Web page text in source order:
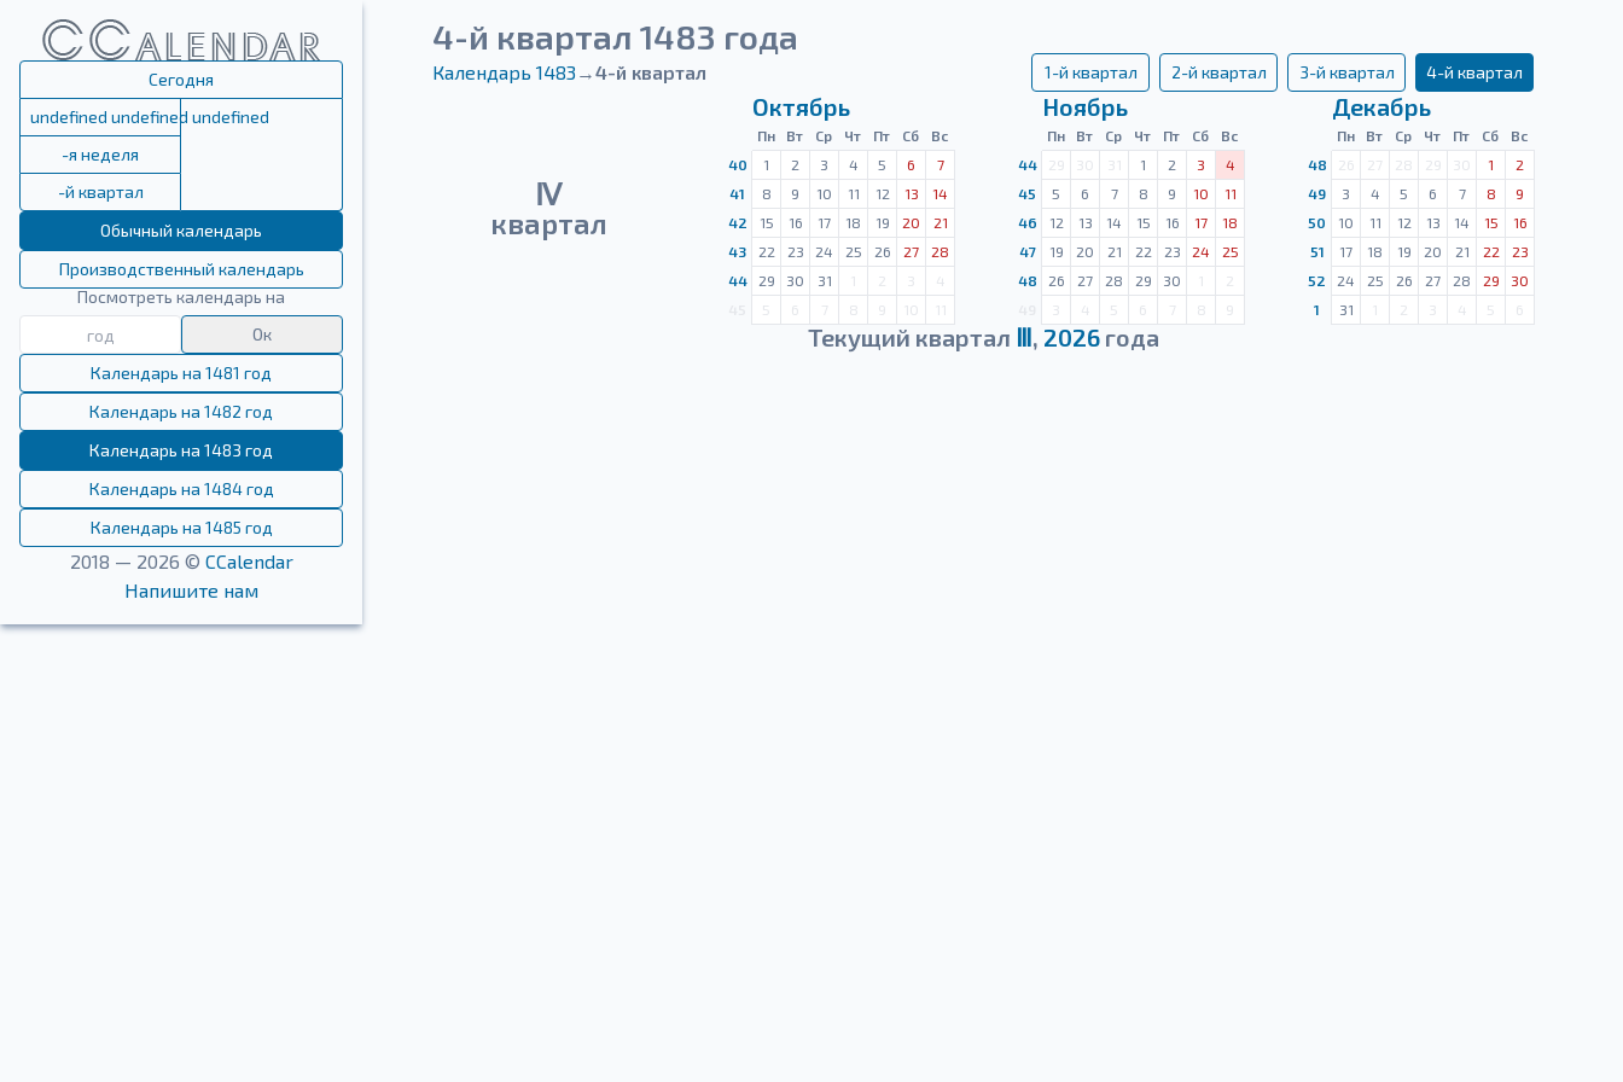
Сегодня
undefined undefined undefined
-я неделя
-й квартал
Обычный календарь
Производственный календарь
Посмотреть календарь на
Ок
Календарь на 1481 год
Календарь на 1482 год
Календарь на 1483 год
Календарь на 1484 год
Календарь на 1485 год
2018 — 2026 © CCalendar
Напишите нам
4-й квартал 1483 года
Календарь 1483 →4-й квартал 1-й квартал 2-й квартал 3-й квартал 4-й квартал
Ⅳ
квартал
Октябрь
Пн Вт Ср Чт Пт Сб
Вс
40
1 2 3 4 5 6
7
41
8 9 10 11 12 13
14
42
15 16 17 18 19 20
21
43
22 23 24 25 26 27
28
44
29 30 31 1 2 3
4
5 6 7 8 9 10 11
Ноябрь
Пн Вт Ср Чт Пт Сб
Вс
44
29 30 31 1 2 3
4
45
5 6 7 8 9 10
11
46
12 13 14 15 16 17
18
47
19 20 21 22 23 24
25
48
26 27 28 29 30 1
2
3 4 5 6 7 8 9
Декабрь
Пн Вт Ср Чт Пт Сб
Вс
48
26 27 28 29 30 1
2
49
3 4 5 6 7 8
9
50
10 11 12 13 14 15
16
51
17 18 19 20 21 22
23
52
24 25 26 27 28 29
30
1
31 1 2 3 4 5 6
Текущий квартал Ⅲ, 2026года